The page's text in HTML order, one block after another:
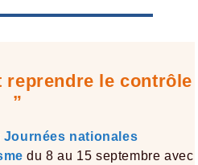
reprendre le contrôle
”
Journées nationales
du 8 au 15 septembre avec